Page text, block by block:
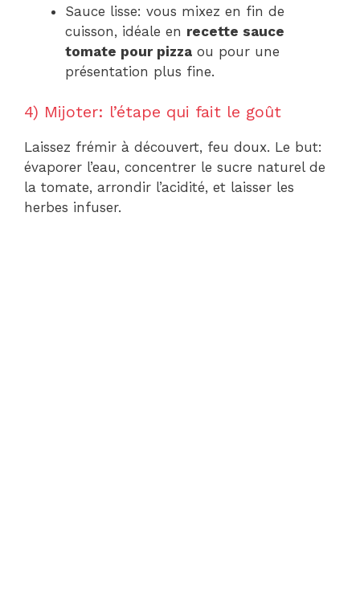
Sauce lisse: vous mixez en fin de
cuisson, idéale en recette sauce
tomate pour pizza ou pour une
présentation plus fine.
4) Mijoter: l’étape qui fait le goût
Laissez frémir à découvert, feu doux. Le but:
évaporer l’eau, concentrer le sucre naturel de
la tomate, arrondir l’acidité, et laisser les
herbes infuser.